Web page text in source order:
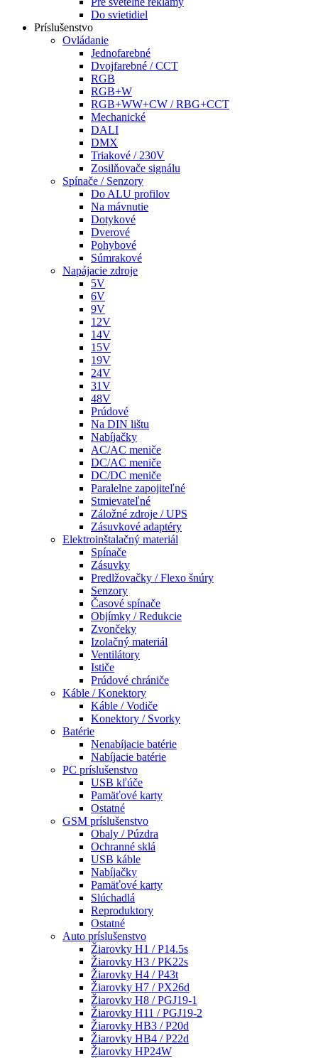
Do svietidiel
Príslušenstvo
Ovládanie
Jednofarebné
Dvojfarebné / CCT
RGB
RGB+W
RGB+WW+CW / RBG+CCT
Mechanické
DALI
DMX
Triakové / 230V
Zosilňovače signálu
Spínače / Senzory
Do ALU profilov
Na mávnutie
Dotykové
Dverové
Pohybové
Súmrakové
Napájacie zdroje
5V
6V
9V
12V
14V
15V
19V
24V
31V
48V
Prúdové
Na DIN lištu
Nabíjačky
AC/AC meniče
DC/AC meniče
DC/DC meniče
Paralelne zapojiteľné
Stmievateľné
Záložné zdroje / UPS
Zásuvkové adaptéry
Elektroinštalačný materiál
Spínače
Zásuvky
Predlžovačky / Flexo šnúry
Senzory
Časové spínače
Objímky / Redukcie
Zvončeky
Izolačný materiál
Ventilátory
Ističe
Prúdové chrániče
Káble / Konektory
Káble / Vodiče
Konektory / Svorky
Batérie
Nenabíjacie batérie
Nabíjacie batérie
PC príslušenstvo
USB kľúče
Pamäťové karty
Ostatné
GSM príslušenstvo
Obaly / Púzdra
Ochranné sklá
USB káble
Nabíjačky
Pamäťové karty
Slúchadlá
Reproduktory
Ostatné
Auto príslušenstvo
Žiarovky H1 / P14.5s
Žiarovky H3 / PK22s
Žiarovky H4 / P43t
Žiarovky H7 / PX26d
Žiarovky H8 / PGJ19-1
Žiarovky H11 / PGJ19-2
Žiarovky HB3 / P20d
Žiarovky HB4 / P22d
Žiarovky HP24W